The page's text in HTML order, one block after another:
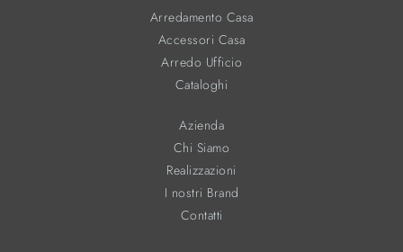
Arredamento Casa
Accessori Casa
Arredo Ufficio
Cataloghi
Azienda
Chi Siamo
Realizzazioni
I nostri Brand
Contatti